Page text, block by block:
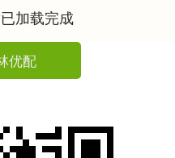
加载完成
优配